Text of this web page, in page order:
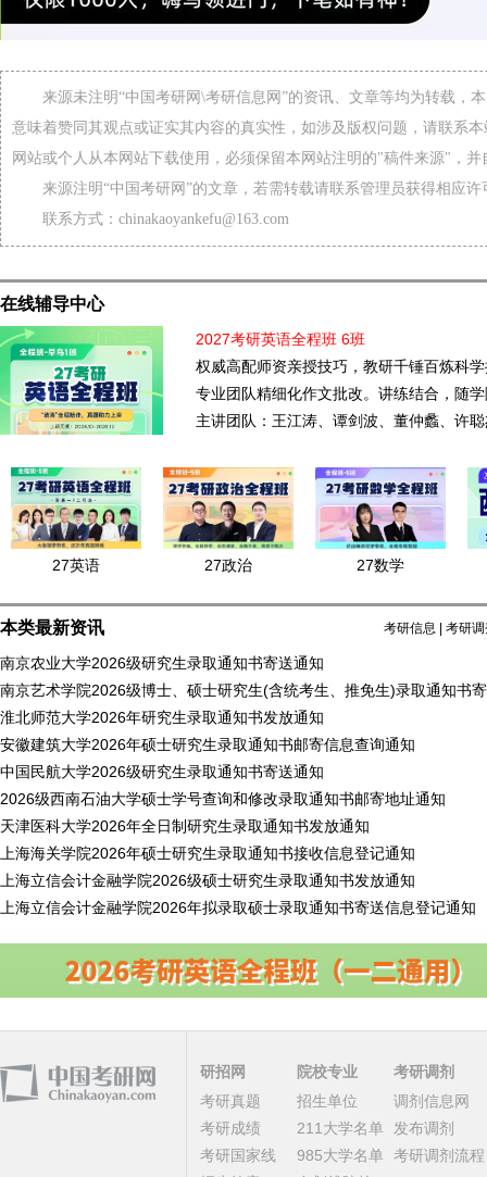
来源未注明“中国考研网\考研信息网”的资讯、文章等均为转载，
意味着赞同其观点或证实其内容的真实性，如涉及版权问题，请联系
网站或个人从本网站下载使用，必须保留本网站注明的"稿件来源"，
来源注明“中国考研网”的文章，若需转载请联系管理员获得相应许
联系方式：chinakaoyankefu@163.com
在线辅导中心
2027考研英语全程班 6班
权威高配师资亲授技巧，教研千锤百炼科
专业团队精细化作文批改。讲练结合，随
主讲团队：王江涛、谭剑波、董仲蠡、许
27英语 27政治 27数学
本类最新资讯 考研信息 考研
南京农业大学2026级研究生录取通知书寄送通知
南京艺术学院2026级博士、硕士研究生(含统考生、推免生)录取通知书
淮北师范大学2026年研究生录取通知书发放通知
安徽建筑大学2026年硕士研究生录取通知书邮寄信息查询通知
中国民航大学2026级研究生录取通知书寄送通知
2026级西南石油大学硕士学号查询和修改录取通知书邮寄地址通知
天津医科大学2026年全日制研究生录取通知书发放通知
上海海关学院2026年硕士研究生录取通知书接收信息登记通知
上海立信会计金融学院2026级硕士研究生录取通知书发放通知
上海立信会计金融学院2026年拟录取硕士录取通知书寄送信息登记通知
研招网
考研真题
考研成绩
考研国家线
院校专业
招生单位
211大学名单
985大学名单
考研调剂
调剂信息网
发布调剂
考研调剂流程